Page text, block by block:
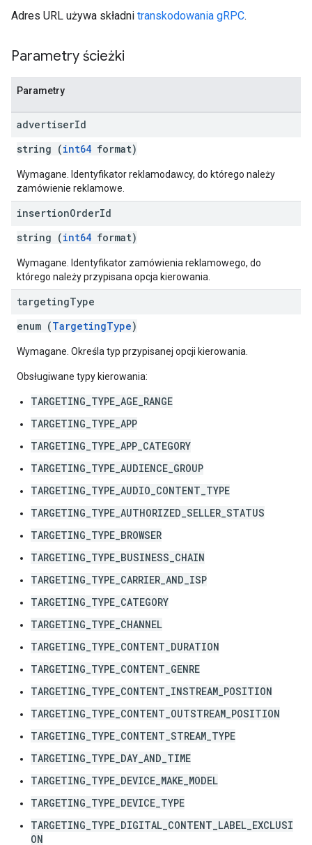
Adres URL używa składni transkodowania gRPC.
Parametry ścieżki
Parametry
advertiserId
string (int64 format)
Wymagane. Identyfikator reklamodawcy, do którego należy
zamówienie reklamowe.
insertionOrderId
string (int64 format)
Wymagane. Identyfikator zamówienia reklamowego, do
którego należy przypisana opcja kierowania.
targetingType
enum (TargetingType)
Wymagane. Określa typ przypisanej opcji kierowania.
Obsługiwane typy kierowania:
TARGETING_TYPE_AGE_RANGE
TARGETING_TYPE_APP
TARGETING_TYPE_APP_CATEGORY
TARGETING_TYPE_AUDIENCE_GROUP
TARGETING_TYPE_AUDIO_CONTENT_TYPE
TARGETING_TYPE_AUTHORIZED_SELLER_STATUS
TARGETING_TYPE_BROWSER
TARGETING_TYPE_BUSINESS_CHAIN
TARGETING_TYPE_CARRIER_AND_ISP
TARGETING_TYPE_CATEGORY
TARGETING_TYPE_CHANNEL
TARGETING_TYPE_CONTENT_DURATION
TARGETING_TYPE_CONTENT_GENRE
TARGETING_TYPE_CONTENT_INSTREAM_POSITION
TARGETING_TYPE_CONTENT_OUTSTREAM_POSITION
TARGETING_TYPE_CONTENT_STREAM_TYPE
TARGETING_TYPE_DAY_AND_TIME
TARGETING_TYPE_DEVICE_MAKE_MODEL
TARGETING_TYPE_DEVICE_TYPE
TARGETING_TYPE_DIGITAL_CONTENT_LABEL_EXCLUSI
ON